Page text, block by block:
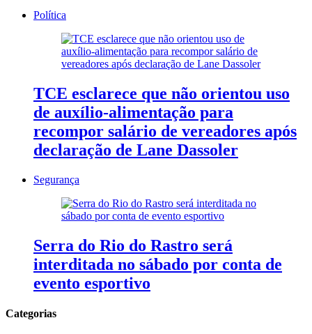
Política
TCE esclarece que não orientou uso
de auxílio-alimentação para
recompor salário de vereadores após
declaração de Lane Dassoler
Segurança
Serra do Rio do Rastro será
interditada no sábado por conta de
evento esportivo
Categorias